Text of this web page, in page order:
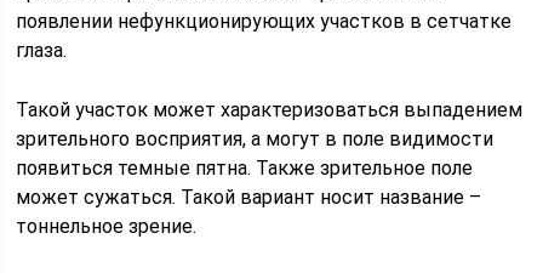
появлении нефункционирующих участков в сетчатке
глаза.
Такой участок может характеризоваться выпадением
зрительного восприятия, а могут в поле видимости
появиться темные пятна. Также зрительное поле
может сужаться. Такой вариант носит название –
тоннельное зрение.